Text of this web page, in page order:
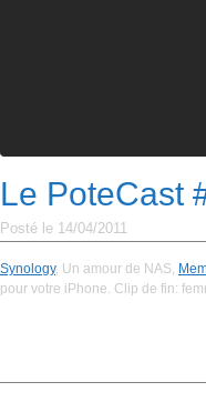
Le PoteCast
Posté le 14/04/2011
Synology, Un amour de NAS,
pour votre iPhone. Clip de fin: